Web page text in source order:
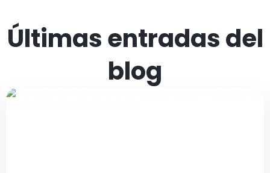
Últimas entradas del
blog